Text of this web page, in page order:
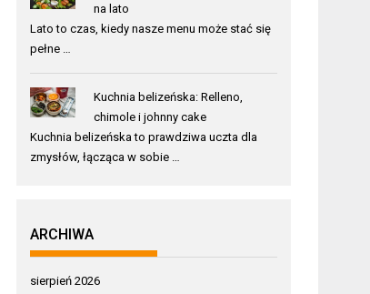
na lato
Lato to czas, kiedy nasze menu może stać się
pełne …
Kuchnia belizeńska: Relleno,
chimole i johnny cake
Kuchnia belizeńska to prawdziwa uczta dla
zmysłów, łącząca w sobie …
ARCHIWA
sierpień 2026